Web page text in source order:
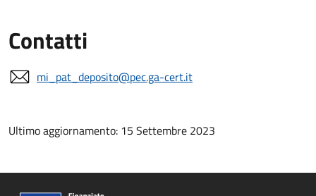
Contatti
mi_pat_deposito@pec.ga-cert.it
Ultimo aggiornamento: 15 Settembre 2023